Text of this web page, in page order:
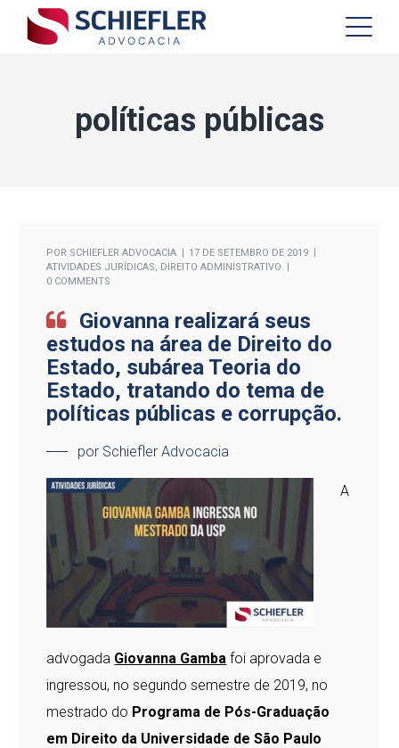
políticas públicas
POR SCHIEFLER ADVOCACIA
17 DE SETEMBRO DE 2019
ATIVIDADES JURÍDICAS, DIREITO ADMINISTRATIVO
0 COMMENTS
Giovanna realizará seus
estudos na área de Direito do
Estado, subárea Teoria do
Estado, tratando do tema de
políticas públicas e corrupção.
por Schiefler Advocacia
A
advogada Giovanna Gamba foi aprovada e
ingressou, no segundo semestre de 2019, no
mestrado do Programa de Pós-Graduação
em Direito da Universidade de São Paulo